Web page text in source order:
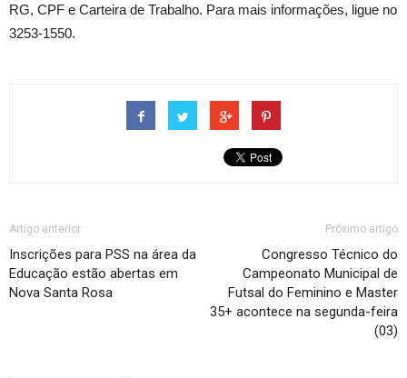
RG, CPF e Carteira de Trabalho. Para mais informações, ligue no
3253-1550.
Artigo anterior
Inscrições para PSS na área da
Educação estão abertas em
Nova Santa Rosa
Próximo artigo
Congresso Técnico do
Campeonato Municipal de
Futsal do Feminino e Master
35+ acontece na segunda-feira
(03)